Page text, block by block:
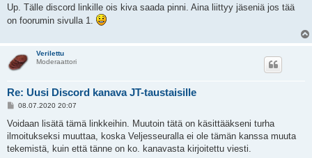
e
t
Up. Tälle discord linkille ois kiva saada pinni. Aina liittyy jäseniä jos tää
on foorumin sivulla 1.
Verilettu
Moderaattori
Re: Uusi Discord kanava JT-taustaisille
V
e
t
i
08.07.2020 20:07
Voidaan lisätä tämä linkkeihin. Muutoin tätä on käsittääkseni turha
ilmoitukseksi muuttaa, koska Veljesseuralla ei ole tämän kanssa muuta
tekemistä, kuin että tänne on ko. kanavasta kirjoitettu viesti.